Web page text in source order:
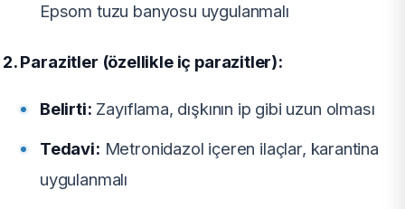
Epsom tuzu banyosu uygulanmalı
2. Parazitler (özellikle iç parazitler):
Belirti: Zayıflama, dışkının ip gibi uzun olması
Tedavi: Metronidazol içeren ilaçlar, karantina
uygulanmalı